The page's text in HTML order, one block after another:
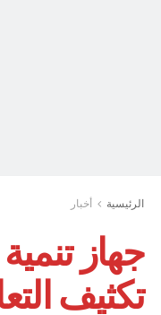
الرئيسية أخبار
جهاز
تكثيف